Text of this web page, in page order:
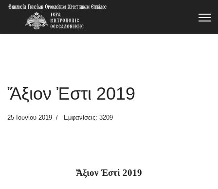
Ἄξιον Ἐστι 2019
25 Ιουνίου 2019 Εμφανίσεις: 3209
Ἄξιον Ἐστὶ 2019